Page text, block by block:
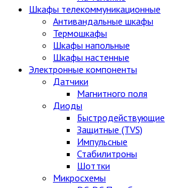
Шкафы телекоммуникационные
Антивандальные шкафы
Термошкафы
Шкафы напольные
Шкафы настенные
Электронные компоненты
Датчики
Магнитного поля
Диоды
Быстродействующие
Защитные (TVS)
Импульсные
Стабилитроны
Шоттки
Микросхемы